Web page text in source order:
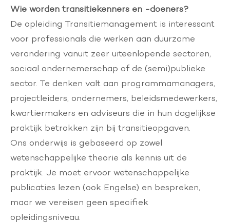
Wie worden transitiekenners en -doeners?
De opleiding Transitiemanagement is interessant
voor professionals die werken aan duurzame
verandering vanuit zeer uiteenlopende sectoren,
sociaal ondernemerschap of de (semi)publieke
sector. Te denken valt aan programmamanagers,
projectleiders, ondernemers, beleidsmedewerkers,
kwartiermakers en adviseurs die in hun dagelijkse
praktijk betrokken zijn bij transitieopgaven.
Ons onderwijs is gebaseerd op zowel
wetenschappelijke theorie als kennis uit de
praktijk. Je moet ervoor wetenschappelijke
publicaties lezen (ook Engelse) en bespreken,
maar we vereisen geen specifiek
opleidingsniveau.